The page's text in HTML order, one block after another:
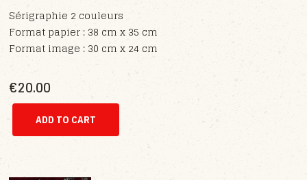
Sérigraphie 2 couleurs
Format papier : 38 cm x 35 cm
Format image : 30 cm x 24 cm
€20.00